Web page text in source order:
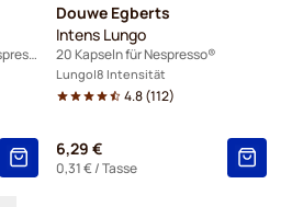
18 kapsler Starbucks von Nespresso®
Douwe Egberts
Intens Lungo
20 Kapseln für Nespresso®
Lungo 8 Intensität
4.8(112)
6,29 €
0,31 €/ Tasse